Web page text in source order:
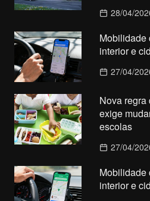
28/04/
Mobilidade
interior e
27/04/
Nova
exige
escolas
27/04/
Mobilidade
interior e